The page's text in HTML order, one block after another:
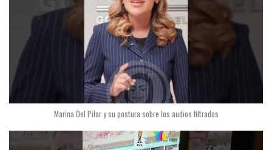
Marina Del Pilar y su postura sobre los audios filtrados